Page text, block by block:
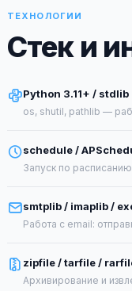
ТЕХНОЛОГИИ
Стек и
Python 3.11+ / stdlib
os, shutil, pathlib —
schedule /
Запуск по
smtplib / imaplib /
Работа с email:
zipfile / tarfile /
Архивирование и